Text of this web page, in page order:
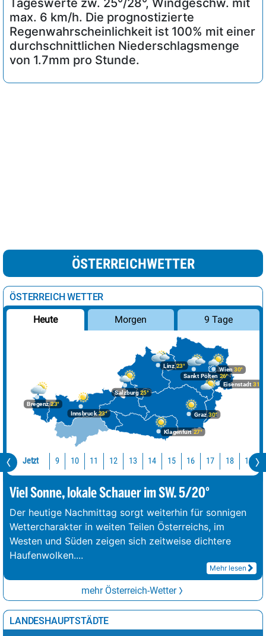
max. 6 km/h. Die prognostizierte
Regenwahrscheinlichkeit ist 100% mit einer
durchschnittlichen Niederschlagsmenge
von 1.7mm pro Stunde.
ÖSTERREICHWETTER
ÖSTERREICH WETTER
Heute Morgen 9 Tage
Bregenz23°
Graz30°
Innsbruck23°
Klagenfurt 27°
Linz23°
Salzburg25°
Wien 30°
Eisenstadt 31°
Sankt Pölten26°
Jetzt 9 10 11 12 13 14 15 16 17 18 19
Viel Sonne, lokale Schauer im SW. 5/20°
Der heutige Nachmittag sorgt weiterhin für sonnigen
Wettercharakter in weiten Teilen Österreichs, im
Westen und Süden zeigen sich zeitweise dichtere
Haufenwolken....
Mehr lesen
mehr Österreich-Wetter
LANDESHAUPTSTÄDTE